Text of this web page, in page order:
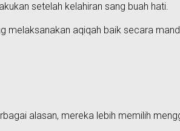
setelah kelahiran sang buah hati.
melaksanakan aqiqah baik secara
alasan, mereka lebih memilih